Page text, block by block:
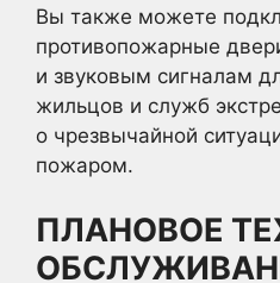
Вы также можете
противопожарные
и звуковым сигналам
жильцов и служб
о чрезвычайной
пожаром.
ПЛАНОВОЕ